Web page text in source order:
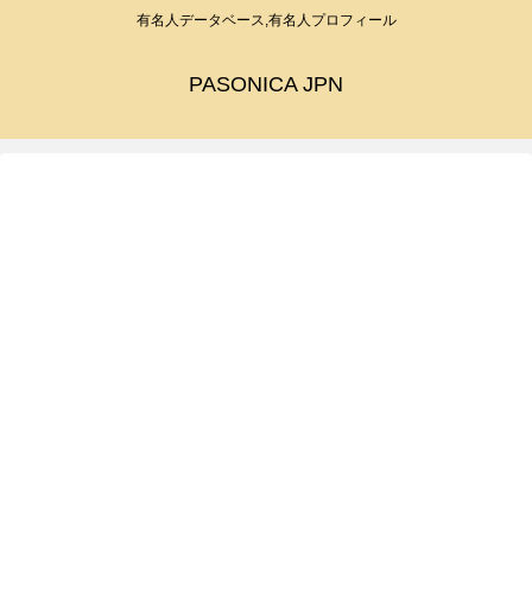
有名人データベース,有名人プロフィール
PASONICA JPN